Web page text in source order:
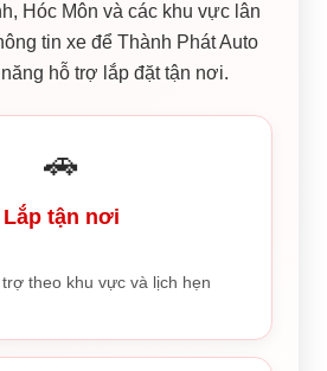
Hóc Môn và các khu vực lân
tin xe để Thành Phát Auto
hỗ trợ lắp đặt tận nơi.
🚗
Lắp tận nơi
theo khu vực và lịch hẹn